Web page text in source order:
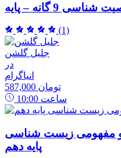
9 گانه – پایه
(1)
جلیل گلشن
در
انیاگرام
587,000 تومان
10:00 ساعت
مفهومی زیست شناسی
پایه دهم